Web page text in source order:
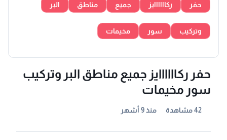
حفر ركاااااايز جميع مناطق البر
وتركيب سور مخيمات
حفر ركاااااايز جميع مناطق البر وتركيب
سور مخيمات
42 مشاهدة منذ 9 أشهر